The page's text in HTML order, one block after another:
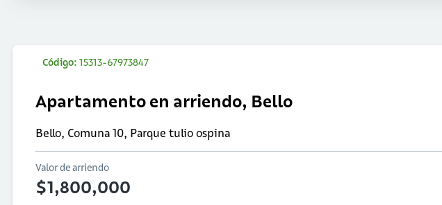
Código: 15313-67973847
Apartamento en arriendo, Bello
Bello, Comuna 10, Parque tulio ospina
Valor de arriendo
$1,800,000